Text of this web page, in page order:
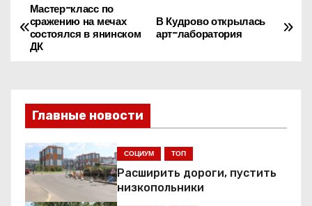
Н
а
и
г
а
ц
В Кудрово открылась
арт-лаборатория
Мастер-класс по
сражению на мечах
состоялся в янинском
ДК
Главные новости
СОЦИУМ ТОП
Расширить дороги, пустить
низкопольники